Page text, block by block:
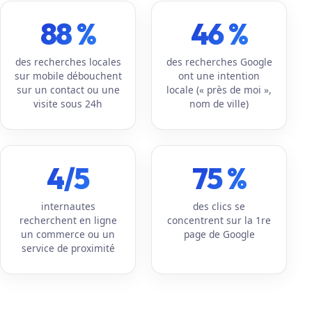
88 %
des recherches locales
sur mobile débouchent
sur un contact ou une
visite sous 24h
46 %
des recherches Google
ont une intention
locale (« près de moi »,
nom de ville)
4/5
internautes
recherchent en ligne
un commerce ou un
service de proximité
75 %
des clics se
concentrent sur la 1re
page de Google